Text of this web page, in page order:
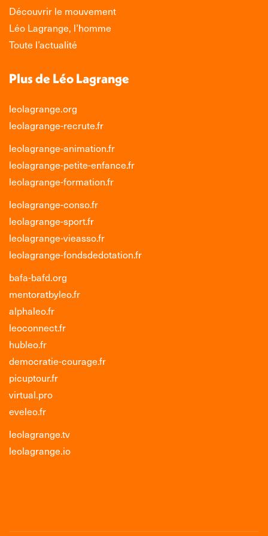
Découvrir le mouvement
Léo Lagrange, l’homme
Toute l’actualité
Plus de Léo Lagrange
leolagrange.org
leolagrange-recrute.fr
leolagrange-animation.fr
leolagrange-petite-enfance.fr
leolagrange-formation.fr
leolagrange-conso.fr
leolagrange-sport.fr
leolagrange-vieasso.fr
leolagrange-fondsdedotation.fr
bafa-bafd.org
mentoratbyleo.fr
alphaleo.fr
leoconnect.fr
hubleo.fr
democratie-courage.fr
picuptour.fr
virtual.pro
eveleo.fr
leolagrange.tv
leolagrange.io